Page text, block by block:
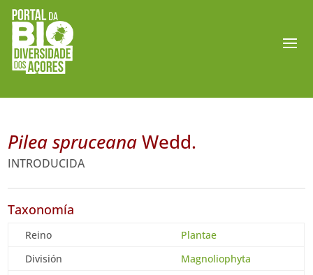
Pilea spruceanaWedd.
INTRODUCIDA
Taxonomía
Reino
Plantae
División
Magnoliophyta